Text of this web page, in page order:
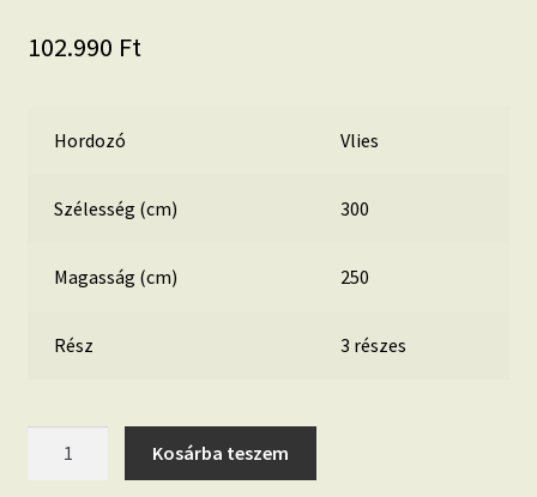
102.990 Ft
Hordozó Vlies
Szélesség (cm) 300
Magasság (cm) 250
Rész 3 részes
Kosárba teszem